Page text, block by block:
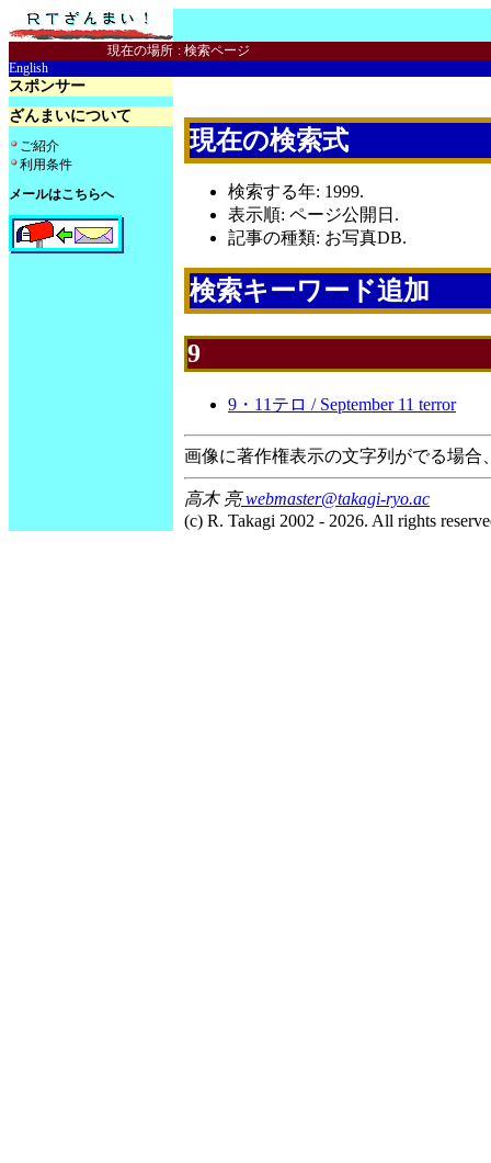
現在の場所 : 検索ページ
English
スポンサー
ざんまいについて
ご紹介
利用条件
メールはこちらへ
現在の検索式
検索する年: 1999.
表示順: ページ公開日.
記事の種類: お写真DB.
検索キーワード追加
9
9・11テロ / September 11 terror
画像に著作権表示の文字列がでる場合
高木 亮webmaster@takagi-ryo.ac
(c) R. Takagi 2002 - 2026. All rights